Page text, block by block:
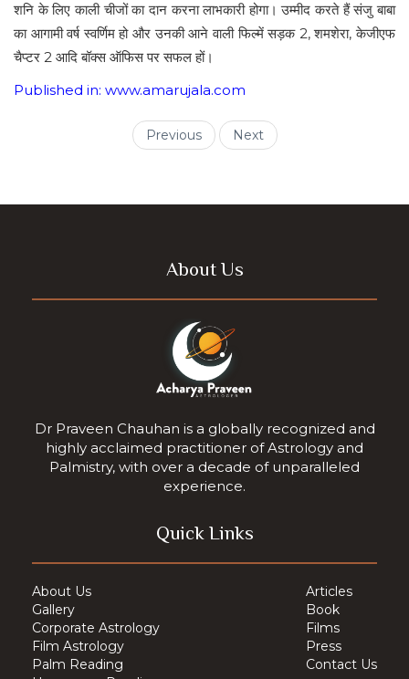
शनि के लिए काली चीजों का दान करना लाभकारी होगा। उम्मीद करते हैं संजु बाबा
का आगामी वर्ष स्वर्णिम हो और उनकी आने वाली फिल्में सड़क 2, शमशेरा, केजीएफ
चैप्टर 2 आदि बॉक्स ऑफिस पर सफल हों।
Published in: www.amarujala.com
Previous Next
About Us
Dr Praveen Chauhan is a globally recognized and
highly acclaimed practitioner of Astrology and
Palmistry, with over a decade of unparalleled
experience.
Quick Links
About Us
Gallery
Corporate Astrology
Film Astrology
Palm Reading
Articles
Book
Films
Press
Contact Us